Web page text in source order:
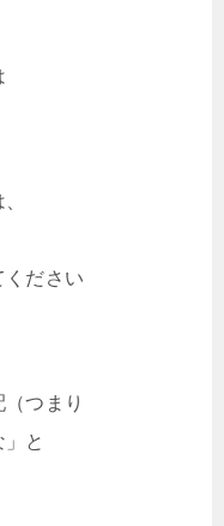
ください
つまり
と